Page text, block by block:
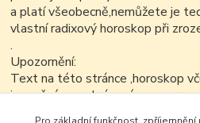
a platí všeobecně,nemůžete je
vlastní radixový horoskop při
.
Upozornění:
Text na této stránce ,horoskop
je možné v nezkrácené a
Pro základní funkčnost,